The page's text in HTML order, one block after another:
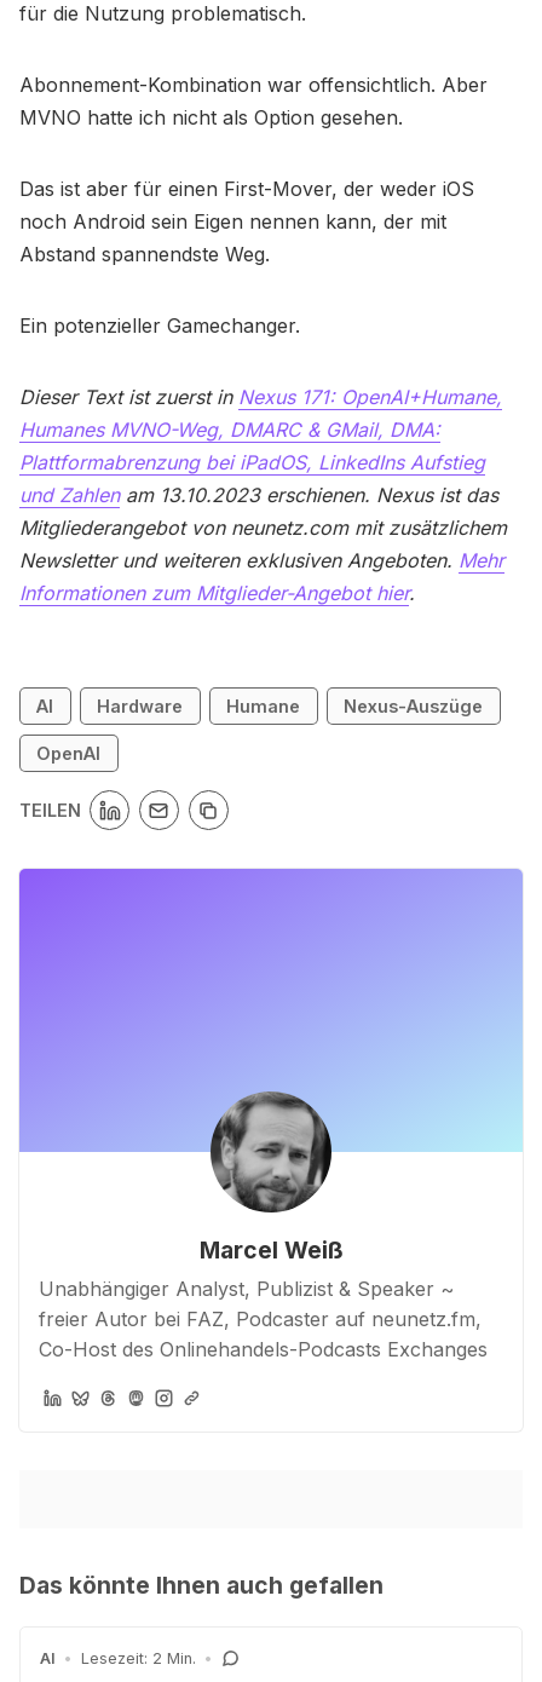
für die Nutzung problematisch.
Abonnement-Kombination war offensichtlich. Aber
MVNO hatte ich nicht als Option gesehen.
Das ist aber für einen First-Mover, der weder iOS
noch Android sein Eigen nennen kann, der mit
Abstand spannendste Weg.
Ein potenzieller Gamechanger.
Dieser Text ist zuerst in Nexus 171: OpenAI+Humane,
Humanes MVNO-Weg, DMARC & GMail, DMA:
Plattformabrenzung bei iPadOS, LinkedIns Aufstieg
und Zahlenam 13.10.2023 erschienen. Nexus ist das
Mitgliederangebot von neunetz.com mit zusätzlichem
Newsletter und weiteren exklusiven Angeboten. Mehr
Informationen zum Mitglieder-Angebot hier.
AI Hardware Humane Nexus-Auszüge
OpenAI
TEILEN
Marcel Weiß
Unabhängiger Analyst, Publizist & Speaker ~
freier Autor bei FAZ, Podcaster auf neunetz.fm,
Co-Host des Onlinehandels-Podcasts Exchanges
Das könnte Ihnen auch gefallen
AI • Lesezeit: 2 Min. •